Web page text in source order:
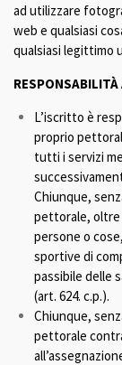
ad utilizzare
web e qualsiasi
qualsiasi legittimo
L’iscritto è
proprio
tutti i servizi
Chiunque,
pettorale, oltre
persone o
sportive di
passibile delle
(art. 624. c.p.).
Chiunque,
pettorale